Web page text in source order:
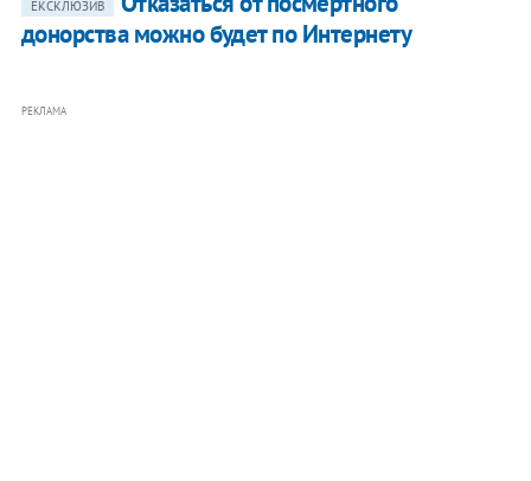
ЕКСКЛЮЗИВ
донорства можно будет по Интернету
РЕКЛАМА